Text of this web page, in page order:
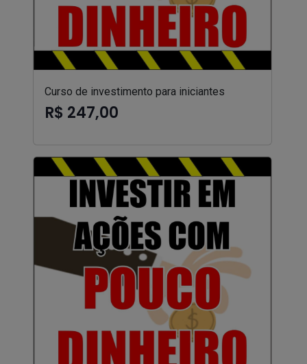
Curso de investimento para iniciantes
R$ 247,00